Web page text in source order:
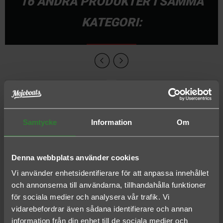
Samtycke Information Om
Denna webbplats använder cookies
Vi använder enhetsidentifierare för att anpassa innehållet
och annonserna till användarna, tillhandahålla funktioner
för sociala medier och analysera vår trafik. Vi
vidarebefordrar även sådana identifierare och annan
information från din enhet till de sociala medier och
KATEGORI:
COSTA PAUNCH BLACK - GREEN
COSTA LIDO WETLANDS - GREEN